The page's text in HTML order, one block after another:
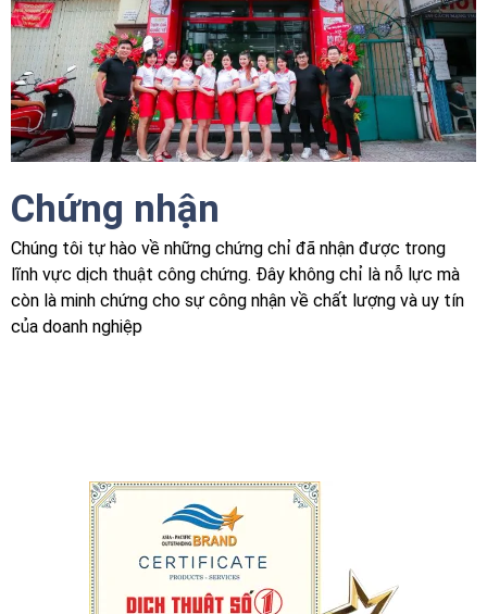
Chứng nhận
Chúng tôi tự hào về những chứng chỉ đã nhận được trong
lĩnh vực dịch thuật công chứng. Đây không chỉ là nỗ lực mà
còn là minh chứng cho sự công nhận về chất lượng và uy tín
của doanh nghiệp